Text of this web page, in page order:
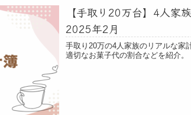
【手取り20万台】4人家
2025年2月
手取り20万の4人家族のリアルな家
適切なお菓子代の割合などを紹介。